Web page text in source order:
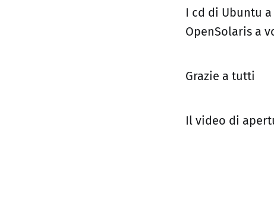
I cd di Ubuntu
OpenSolaris a
Grazie a tutti
Il video di